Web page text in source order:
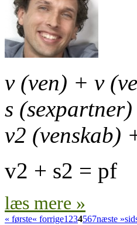
v (ven) + v
s
v2 (venskab)
v2 + s2 = pf
læs mere »
« første« forrige1 234567næste »